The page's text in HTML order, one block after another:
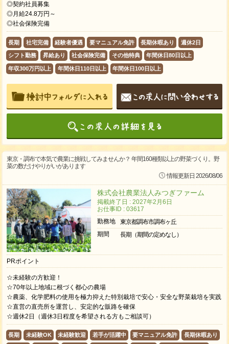
◎契約社員募集
◎月給24.8万円～
◎社会保険完備
長期 社宅完備 経験者優遇 要マニュアル免許 長期休暇あり 週休2日
シフト勤務 昇給あり 社会保険完備 その他特典 年間休日80日以上
年収300万円以上 年間休日110日以上 年間休日100日以上
東京・調布で本気で農業に挑戦してみませんか？ 年間160種類以上の野菜づくり。野
菜の数だけやりがいがあります
情報更新日 2026/08/06
株式会社農業法人みつぎファーム
掲載終了日 : 2027年2月6日
お仕事ID : 03617
勤務地
東京都調布市調布ヶ丘
期間
長期（期間の定めなし）
PRポイント
☆未経験の方歓迎！
☆70年以上地域に根づく都心の農場
☆農薬、化学肥料の使用を極力抑えた特別栽培で安心・安全な野菜栽培を実践
☆直営の直売所を運営し、安定的な販路を確保
☆週休2日（週休3日程度を希望される方もご相談可）
長期 未経験OK 未経験歓迎 若手が活躍中 要マニュアル免許 長期休暇あり